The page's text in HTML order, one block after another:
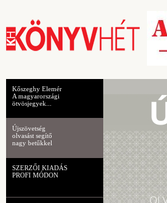
Kőszeghy Elemér
A magyarországi
ötvösjegyek...
Újszövetség
olvasást segítő
nagy betűkkel
SZERZŐI KIADÁS
PROFI MÓDON